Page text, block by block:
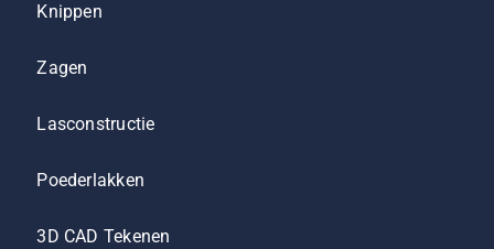
Knippen
Zagen
Lasconstructie
Poederlakken
3D CAD Tekenen